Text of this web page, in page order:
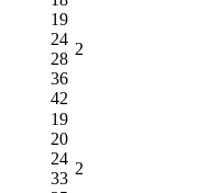
19
24
28
36
42
2
19
20
24
33
2